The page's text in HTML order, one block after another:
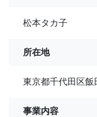
松本タカ子
所在地
東京都千代田区
事業内容